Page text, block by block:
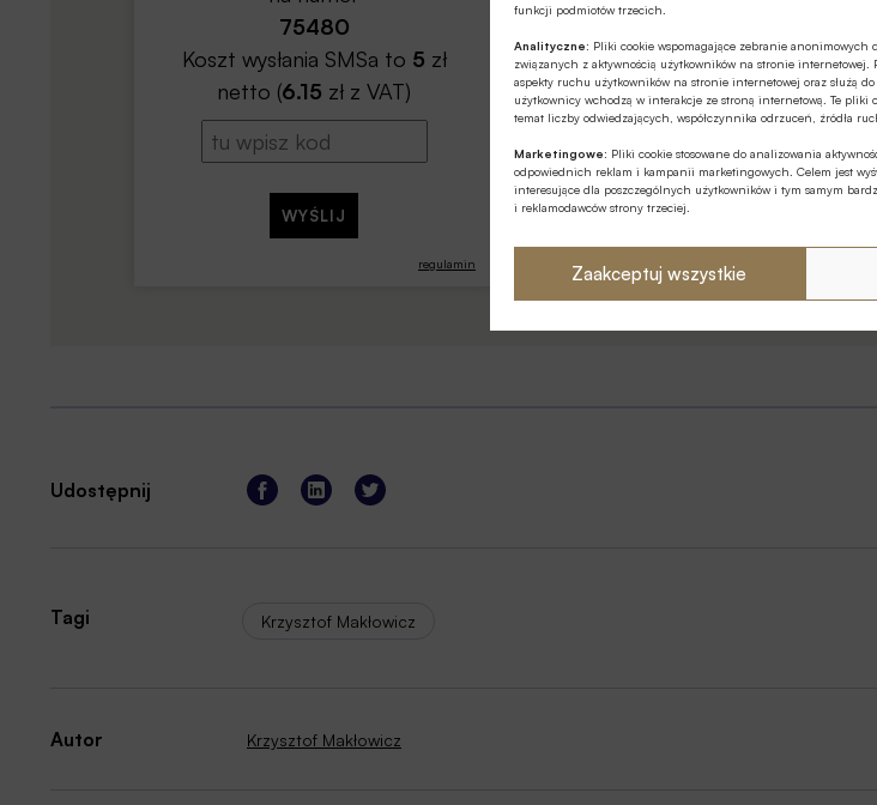
funkcji podmiotów trzecich.
Analityczne: Pliki cookie wspomagające zebranie
związanych z aktywnością użytkowników na stronie internetowej.
aspekty ruchu użytkowników na stronie internetowej oraz służą
użytkownicy wchodzą w interakcje ze stroną internetową. Te pliki
temat liczby odwiedzających, współczynnika odrzuceń, źródła
Marketingowe: Pliki cookie stosowane do analizowania
odpowiednich reklam i kampanii marketingowych. Celem jest
interesujące dla poszczególnych użytkowników i tym samym
i reklamodawców strony trzeciej.
Zaakceptuj wszystkie
regulamin
75480
Koszt wysłania SMSa to 5 zł
netto (6.15 zł z VAT)
Koszt wysłania SMSa
netto (23.37zł z
Udostępnij
Tagi Krzysztof Makłowicz
Autor Krzysztof Makłowicz